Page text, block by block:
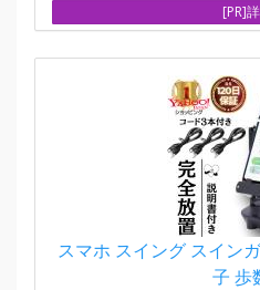
[PR]
スマホ スイング スイン
子 歩